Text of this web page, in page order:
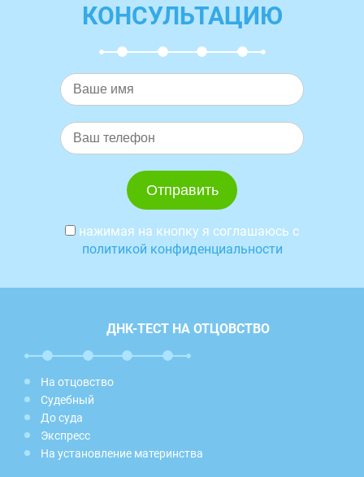
КОНСУЛЬТАЦИЮ
нажимая на кнопку я соглашаюсь с
политикой конфиденциальности
ДНК-ТЕСТ НА ОТЦОВСТВО
На отцовство
Судебный
До суда
Экспресс
На установление материнства